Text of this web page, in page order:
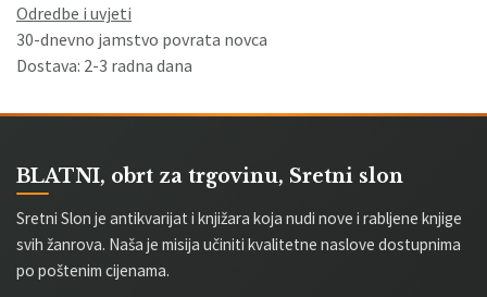
Odredbe i uvjeti
30-dnevno jamstvo povrata novca
Dostava: 2-3 radna dana
BLATNI, obrt za trgovinu, Sretni slon
Sretni Slon je antikvarijat i knjižara koja nudi nove i rabljene knjige
svih žanrova. Naša je misija učiniti kvalitetne naslove dostupnima
po poštenim cijenama.